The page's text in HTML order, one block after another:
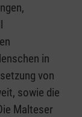
in
von
sowie die
Malteser